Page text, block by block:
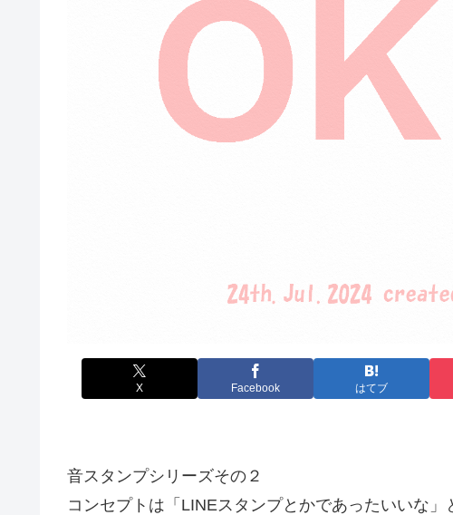
X Facebook はてブ
音スタンプシリーズその２
コンセプトは「LINEスタンプとかであったいいな